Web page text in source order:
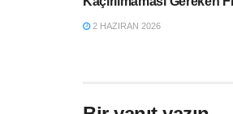
2 HAZIRAN 2026